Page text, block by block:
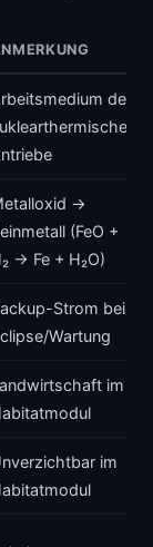
der
→
(FeO +
→ Fe + H₂O)
Strom bei
Wartung
im
im